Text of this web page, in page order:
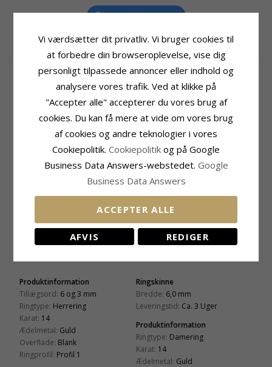
Gravering i 2 ringe
Se skrifttyper
CHANTI pris 215,-
Produktinformation
Tillægsord: 6 og 3 mm
Ringtype: Herrering
Karat: 14
Ædelmetal: Guld
Overflade: Blank
Ringprofil: Profil 1
Ringskinne
Bredde: 6,0 mm
Leveringstid: Ca. 3 Uger
Produktinformation
Ringtype: Damering
Karat: 14
Ædelmetal: Guld
Vi værdsætter dit privatliv. Vi bruger cookies til
at forbedre din browseroplevelse, vise dig
personligt tilpassede annoncer eller indhold og
analysere vores trafik. Ved at klikke på
"Accepter alle" accepterer du vores brug af
cookies. Du kan få mere at vide om vores brug
af cookies og andre teknologier i vores
Cookiepolitik. Cookiepolitik og på Google
Business Data Answers-webstedet. Google
Business Data Answers
ACCEPTER ALLE
AFVIS REDIGER